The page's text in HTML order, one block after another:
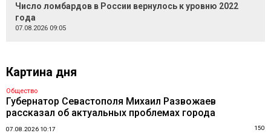
Число ломбардов в России вернулось к уровню 2022
года
07.08.2026 09:05
Картина дня
Общество
Губернатор Севастополя Михаил Развожаев
рассказал об актуальных проблемах города
07.08.2026 10:17 150